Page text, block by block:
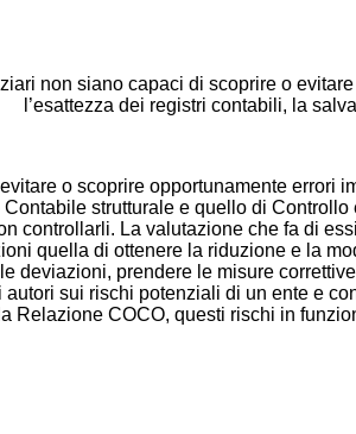
non siano capaci di scoprire o
l’esattezza dei registri contabili, la
o scoprire opportunamente errori
strutturale e quello di
controllarli. La valutazione che fa di
quella di ottenere la riduzione e la
deviazioni, prendere le misure
sui rischi potenziali di un ente e
Relazione COCO, questi rischi in